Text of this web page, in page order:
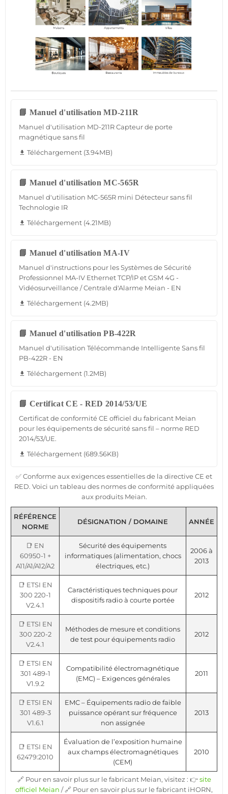
📘 Manuel d'utilisation MD-211R
Manuel d'utilisation MD-211R Capteur de porte
magnétique sans fil
file_download Téléchargement (3.94MB)
📘 Manuel d'utilisation MC-565R
Manuel d'utilisation MC-565R mini Détecteur sans fil
Technologie IR
file_download Téléchargement (4.21MB)
📘 Manuel d'utilisation MA-IV
Manuel d'instructions pour les Systèmes de Sécurité
Professionnel MA-IV Ethernet TCP/IP et GSM 4G -
Vidéosurveillance / Centrale d'Alarme Meian - EN
file_download Téléchargement (4.2MB)
📘 Manuel d'utilisation PB-422R
Manuel d'utilisation Télécommande Intelligente Sans fil
PB-422R - EN
file_download Téléchargement (1.2MB)
📘 Certificat CE - RED 2014/53/UE
Certificat de conformité CE officiel du fabricant Meian
pour les équipements de sécurité sans fil – norme RED
2014/53/UE.
file_download Téléchargement (689.56KB)
✅ Conforme aux exigences essentielles de la directive CE et
RED. Voici un tableau des normes de conformité appliquées
aux produits Meian.
RÉFÉRENCE
NORME
DÉSIGNATION / DOMAINE ANNÉE
📑 EN
60950-1 +
A11/A1/A12/A2
Sécurité des équipements
informatiques (alimentation, chocs
électriques, etc.)
2006 à
2013
📑 ETSI EN
300 220-1
V2.4.1
Caractéristiques techniques pour
dispositifs radio à courte portée
2012
📑 ETSI EN
300 220-2
V2.4.1
Méthodes de mesure et conditions
de test pour équipements radio
2012
📑 ETSI EN
301 489-1
V1.9.2
Compatibilité électromagnétique
(EMC) – Exigences générales
2011
📑 ETSI EN
301 489-3
V1.6.1
EMC – Équipements radio de faible
puissance opérant sur fréquence
non assignée
2013
📑 ETSI EN
62479:2010
Évaluation de l’exposition humaine
aux champs électromagnétiques
(CEM)
2010
🔗 Pour en savoir plus sur le fabricant Meian, visitez : 👉site
officiel Meian / 🔗 Pour en savoir plus sur le fabricant iHORN,